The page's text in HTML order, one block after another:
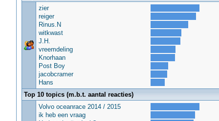
zier
reiger
Rinus.N
witkwast
J.H.
vreemdeling
Knorhaan
Post Boy
jacobcramer
Hans
Top 10 topics (m.b.t. aantal reacties)
Volvo oceanrace 2014 / 2015
ik heb een vraag